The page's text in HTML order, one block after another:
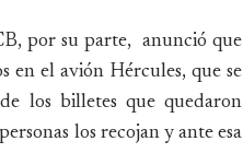
por su parte, anunció que
en el avión Hércules, que se
los billetes que quedaron
los recojan y ante esa